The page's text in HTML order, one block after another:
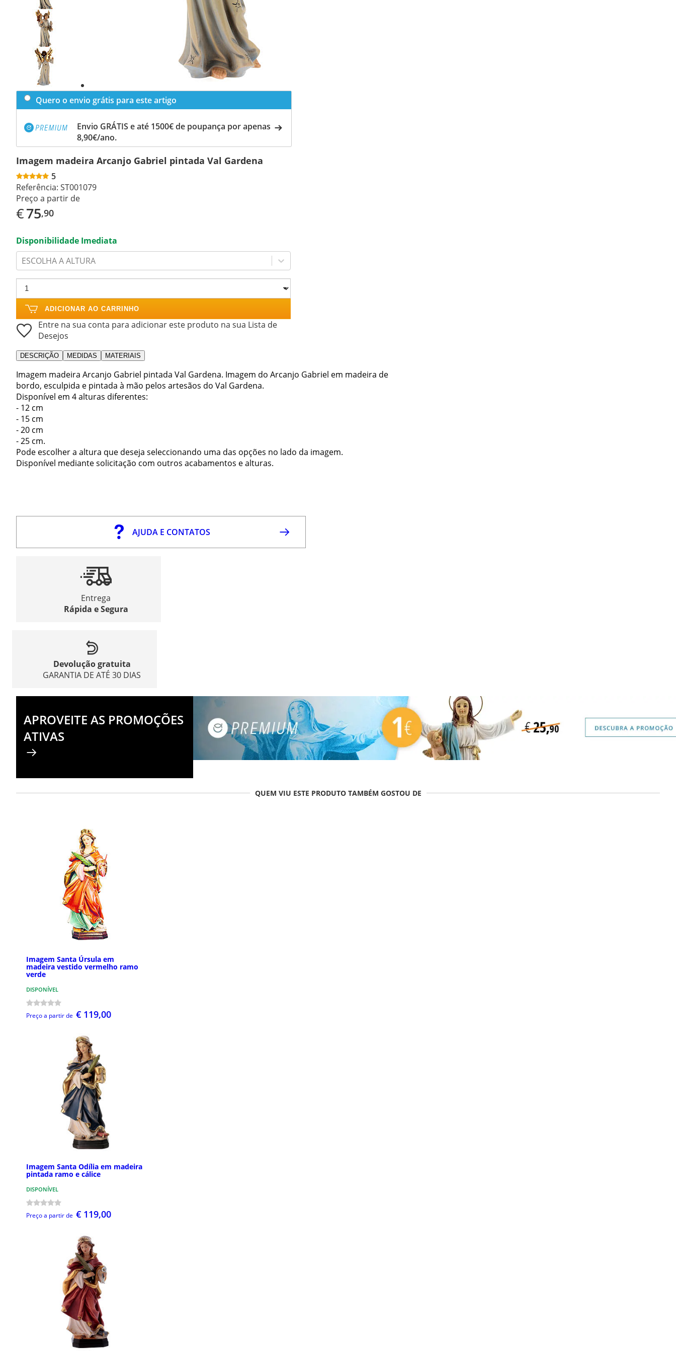
Previous
slide
Next
slide
Quero o envio grátis para este artigo
Envio GRÁTIS e até 1500€ de poupança por apenas
8,90€/ano.
Imagem madeira Arcanjo Gabriel pintada Val Gardena
5
Referência: ST001079
Preço a partir de
€75,90
Disponibilidade Imediata
ESCOLHA A ALTURA
ADICIONAR AO CARRINHO
Entre na sua conta para adicionar este produto na sua Lista de
Desejos
DESCRIÇÃO MEDIDAS MATERIAIS
Imagem madeira Arcanjo Gabriel pintada Val Gardena. Imagem do Arcanjo Gabriel em madeira de
bordo, esculpida e pintada à mão pelos artesãos do Val Gardena.
Disponível em 4 alturas diferentes:
- 12 cm
- 15 cm
- 20 cm
- 25 cm.
Pode escolher a altura que deseja seleccionando uma das opções no lado da imagem.
Disponível mediante solicitação com outros acabamentos e alturas.
AJUDA E CONTATOS
Entrega
Rápida e Segura
Devolução gratuita
GARANTIA DE ATÉ 30 DIAS
APROVEITE AS PROMOÇÕES
ATIVAS
QUEM VIU ESTE PRODUTO TAMBÉM GOSTOU DE
Imagem Santa Úrsula em
madeira vestido vermelho ramo
verde
DISPONÍVEL
Preço a partir de € 119,00
Imagem Santa Odília em madeira
pintada ramo e cálice
DISPONÍVEL
Preço a partir de € 119,00